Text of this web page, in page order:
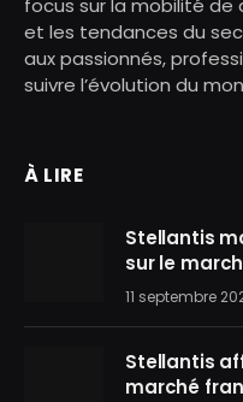
focus sur la mobilité de
et les tendances du
aux passionnés,
suivre l’évolution du
À LIRE
Stellantis
sur le
11 septembre
Stellantis
marché